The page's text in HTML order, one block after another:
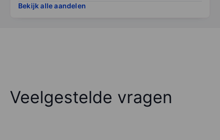
Bekijk alle aandelen
Veelgestelde vragen